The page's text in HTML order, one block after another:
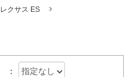
レクサス ES
：